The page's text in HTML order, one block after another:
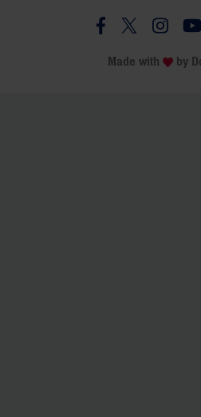
Besucht uns auf
Besucht
Made with by